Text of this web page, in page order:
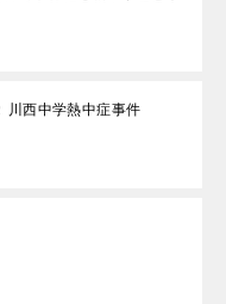
川西中学熱中症事件